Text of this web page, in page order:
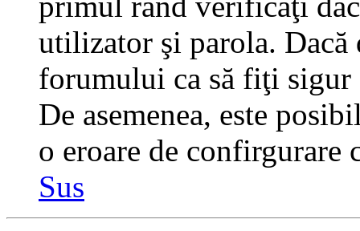
utilizator şi parola. Dacă
forumului ca să fiţi
De asemenea, este
o eroare de confirgurare
Sus